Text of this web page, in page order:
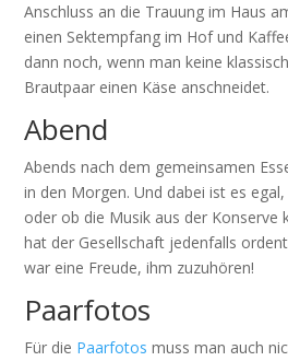
Anschluss an die Trauung im Haus
einen Sektempfang im Hof und
dann noch, wenn man keine
Brautpaar einen Käse anschneidet.
Abend
Abends nach dem gemeinsamen
in den Morgen. Und dabei ist es
oder ob die Musik aus der
hat der Gesellschaft jedenfalls
war eine Freude, ihm zuzuhören!
Paarfotos
Für die Paarfotos muss man auch